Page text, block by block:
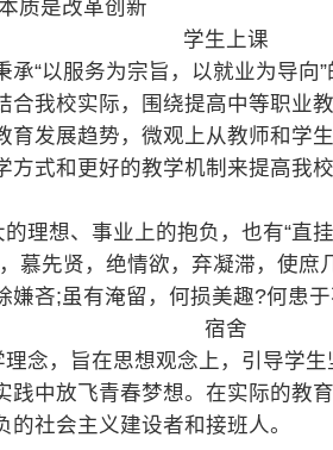
质是改革创新
学生上课
承“以服务为宗旨，以就业为导向
合我校实际，围绕提高中等职业
育发展趋势，微观上从教师和学
式和更好的教学机制来提高我
想、事业上的抱负，也有“直
，慕先贤，绝情欲，弃凝滞，使
嫌吝;虽有淹留，何损美趣?何患于
宿舍
，旨在思想观念上，引导学生
践中放飞青春梦想。在实际的教
的社会主义建设者和接班人。